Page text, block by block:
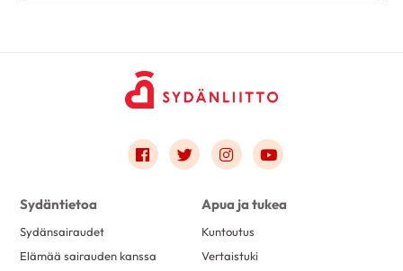
Link to facebook
Link to twitter
Link to instagram
Link to youtube
Sydäntietoa
Sydänsairaudet
Elämää sairauden kanssa
Apua ja tukea
Kuntoutus
Vertaistuki